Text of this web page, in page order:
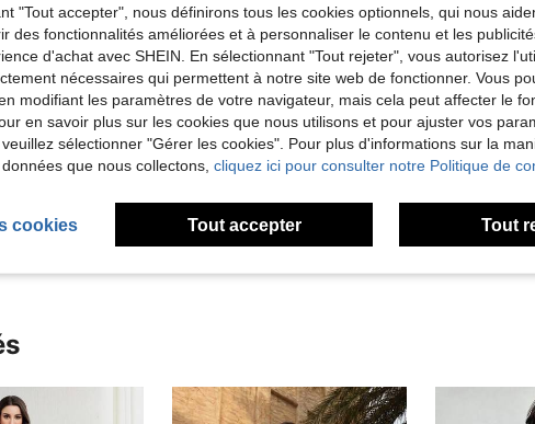
Utile (0)
"Tout accepter", nous définirons tous les cookies optionnels, qui nous
des fonctionnalités améliorées et à personnaliser le contenu et les
d'achat avec SHEIN. En sélectionnant "Tout rejeter", vous autorisez
nécessaires qui permettent à notre site web de fonctionner. Vous
modifiant les paramètres de votre navigateur, mais cela peut affecter le
en savoir plus sur les cookies que nous utilisons et pour ajuster vos
sélectionner "Gérer les cookies". Pour plus d'informations sur la
que nous collectons, cliquez ici pour consulter notre Politique de
cookies Tout accepter Tout